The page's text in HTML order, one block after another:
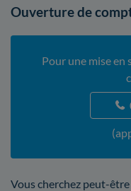
Ouverture de
Pour une mise en
Vous cherchez peut-être